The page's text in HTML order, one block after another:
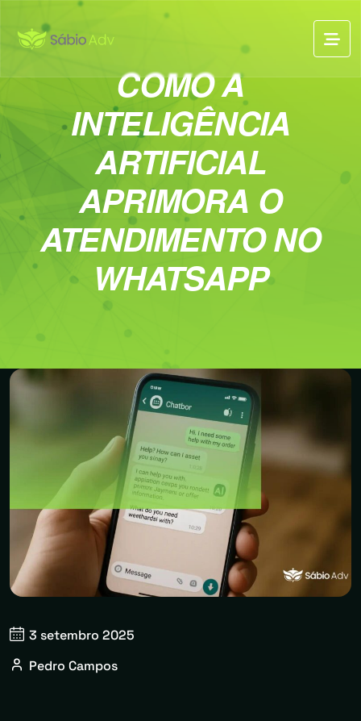
COMO A
INTELIGÊNCIA
ARTIFICIAL
APRIMORA O
ATENDIMENTO NO
WHATSAPP
3 setembro 2025
Pedro Campos